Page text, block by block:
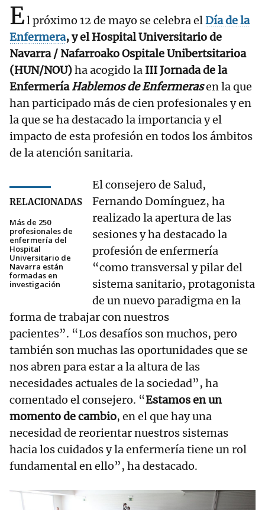
El próximo 12 de mayo se celebra elDía de la
Enfermera, y el Hospital Universitario de
Navarra / Nafarroako Ospitale Unibertsitarioa
(HUN/NOU)ha acogido la III Jornada de la
EnfermeríaHablemos de Enfermerasen la que
han participado más de cien profesionales y en
la que se ha destacado la importancia y el
impacto de esta profesión en todos los ámbitos
de la atención sanitaria.
RELACIONADAS
Más de 250
profesionales de
enfermería del
Hospital
Universitario de
Navarra están
formadas en
investigación
El consejero de Salud,
Fernando Domínguez, ha
realizado la apertura de las
sesiones y ha destacado la
profesión de enfermería
“como transversal y pilar del
sistema sanitario, protagonista
de un nuevo paradigma en la
forma de trabajar con nuestros
pacientes”. “Los desafíos son muchos, pero
también son muchas las oportunidades que se
nos abren para estar a la altura de las
necesidades actuales de la sociedad”, ha
comentado el consejero. “Estamos en un
momento de cambio, en el que hay una
necesidad de reorientar nuestros sistemas
hacia los cuidados y la enfermería tiene un rol
fundamental en ello”, ha destacado.